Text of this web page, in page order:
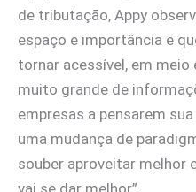
de tributação, Appy
espaço e importância e
tornar acessível, em
muito grande de
empresas a pensarem
uma mudança de
souber aproveitar melhor
vai se dar melhor”.